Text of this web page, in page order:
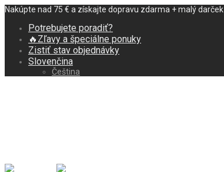
Nakúpte nad 75 € a získajte dopravu zdarma + malý darček
Potrebujete poradiť?
🔥Zľavy a špeciálne ponuky
Zistiť stav objednávky
Slovenčina
Čeština